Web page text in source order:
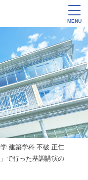
MENU
建築学科 不破 正仁
で行った基調講演の